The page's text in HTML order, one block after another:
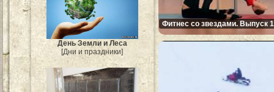
День Земли и Леса
[Дни и праздники]
Фитнес со звездами. Выпуск